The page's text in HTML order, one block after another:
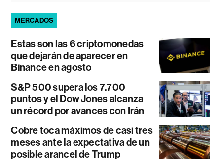
MERCADOS
Estas son las 6 criptomonedas
que dejarán de aparecer en
Binance en agosto
S&P 500 supera los 7.700
puntos y el Dow Jones alcanza
un récord por avances con Irán
Cobre toca máximos de casi tres
meses ante la expectativa de un
posible arancel de Trump